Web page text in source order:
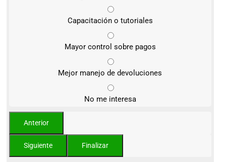
Capacitación o tutoriales
Mayor control sobre pagos
Mejor manejo de devoluciones
No me interesa